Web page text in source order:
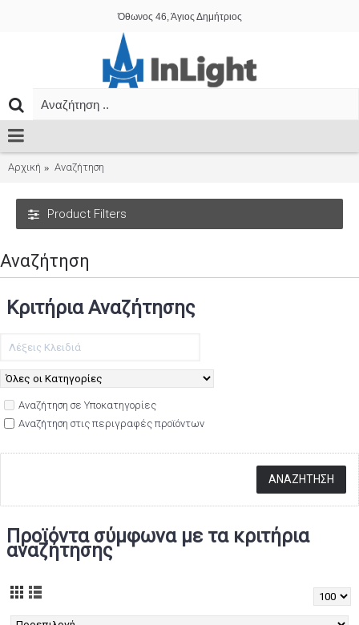
Όθωνος 46, Άγιος Δημήτριος
Αρχική Αναζήτηση
Product Filters
Αναζήτηση
Κριτήρια Αναζήτησης
Αναζήτηση σε Υποκατηγορίες
Αναζήτηση στις περιγραφές προϊόντων
Προϊόντα σύμφωνα με τα κριτήρια
αναζήτησης